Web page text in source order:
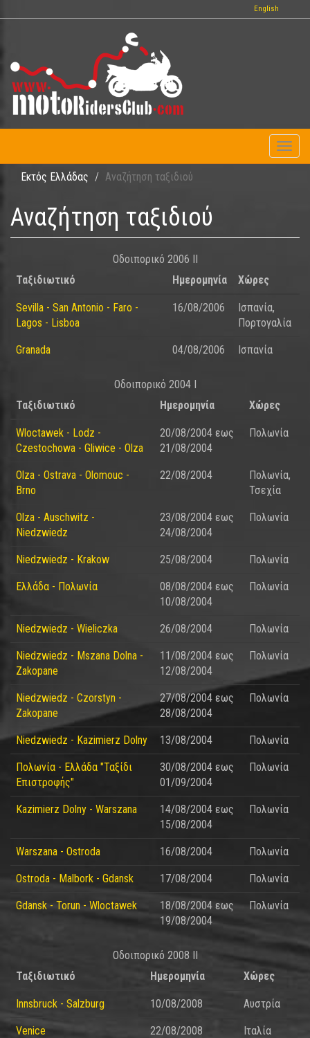
προς
περιεχόμενο
English
Εκτός Ελλάδας
Αναζήτηση ταξιδιού
Αναζήτηση ταξιδιού
Οδοιπορικό 2006 II
Ταξιδιωτικό
Ημερομηνία Χώρες
Sevilla - San Antonio - Faro -
Lagos - Lisboa
16/08/2006
Ισπανία,
Πορτογαλία
Granada 04/08/2006 Ισπανία
Οδοιπορικό 2004 I
Ταξιδιωτικό
Ημερομηνία Χώρες
Wloctawek - Lodz -
Czestochowa - Gliwice - Olza
20/08/2004 εως
21/08/2004
Πολωνία
Olza - Ostrava - Olomouc -
Brno
22/08/2004
Πολωνία,
Τσεχία
Olza - Auschwitz -
Niedzwiedz
23/08/2004 εως
24/08/2004
Πολωνία
Niedzwiedz - Krakow 25/08/2004 Πολωνία
Ελλάδα - Πολωνία 08/08/2004 εως
10/08/2004
Πολωνία
Niedzwiedz - Wieliczka 26/08/2004 Πολωνία
Niedzwiedz - Mszana Dolna -
Zakopane
11/08/2004 εως
12/08/2004
Πολωνία
Niedzwiedz - Czorstyn -
Zakopane
27/08/2004 εως
28/08/2004
Πολωνία
Niedzwiedz - Kazimierz Dolny 13/08/2004 Πολωνία
Πολωνία - Ελλάδα "Ταξίδι
Επιστροφής"
30/08/2004 εως
01/09/2004
Πολωνία
Kazimierz Dolny - Warszana 14/08/2004 εως
15/08/2004
Πολωνία
Warszana - Ostroda 16/08/2004 Πολωνία
Ostroda - Malbork - Gdansk 17/08/2004 Πολωνία
Gdansk - Torun - Wloctawek 18/08/2004 εως
19/08/2004
Πολωνία
Οδοιπορικό 2008 ΙΙ
Ταξιδιωτικό
Ημερομηνία Χώρες
Innsbruck - Salzburg 10/08/2008 Αυστρία
Venice 22/08/2008 Ιταλία